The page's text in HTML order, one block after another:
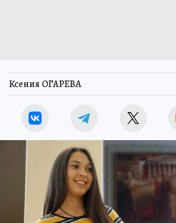
Ксения ОГАРЕВА